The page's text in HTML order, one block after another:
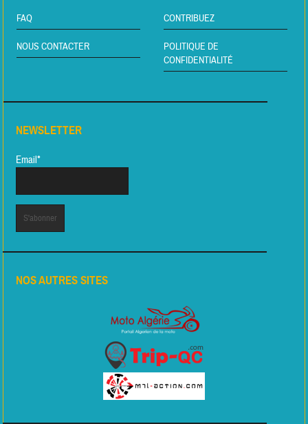
FAQ CONTRIBUEZ
NOUS CONTACTER
POLITIQUE DE
CONFIDENTIALITÉ
NEWSLETTER
Email*
NOS AUTRES SITES